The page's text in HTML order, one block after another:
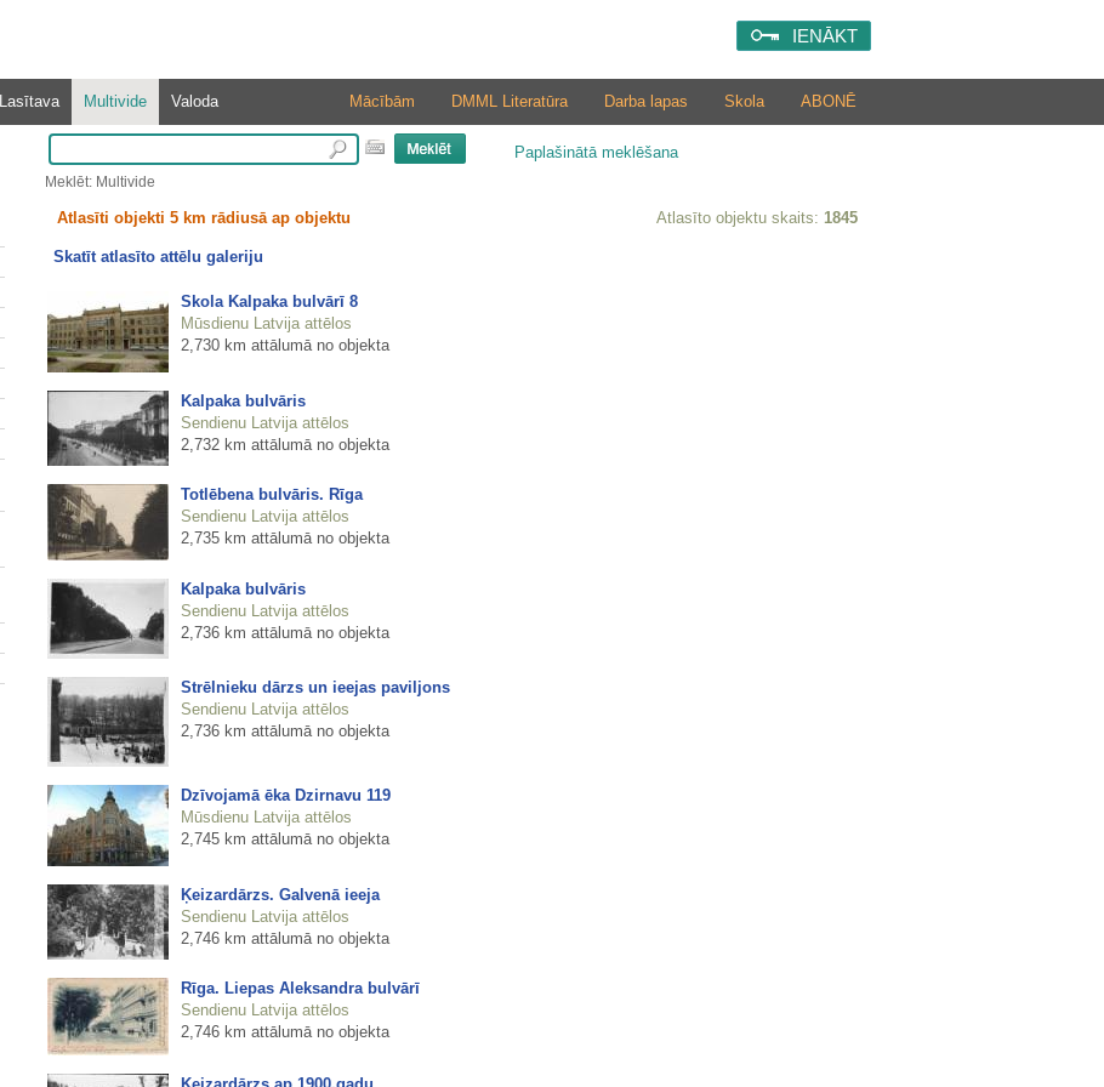
IENĀKT
Lasītava Multivide Valoda ABONĒ
Skola
Darba lapas
DMML Literatūra
Mācībām
Paplašinātā meklēšana
Meklēt: Multivide
Atlasīti objekti 5 km rādiusā ap objektu Atlasīto objektu skaits: 1845
Skatīt atlasīto attēlu galeriju
Skola Kalpaka bulvārī 8
Mūsdienu Latvija attēlos
2,730 km attālumā no objekta
Kalpaka bulvāris
Sendienu Latvija attēlos
2,732 km attālumā no objekta
Totlēbena bulvāris. Rīga
Sendienu Latvija attēlos
2,735 km attālumā no objekta
Kalpaka bulvāris
Sendienu Latvija attēlos
2,736 km attālumā no objekta
Strēlnieku dārzs un ieejas paviljons
Sendienu Latvija attēlos
2,736 km attālumā no objekta
Dzīvojamā ēka Dzirnavu 119
Mūsdienu Latvija attēlos
2,745 km attālumā no objekta
Ķeizardārzs. Galvenā ieeja
Sendienu Latvija attēlos
2,746 km attālumā no objekta
Rīga. Liepas Aleksandra bulvārī
Sendienu Latvija attēlos
2,746 km attālumā no objekta